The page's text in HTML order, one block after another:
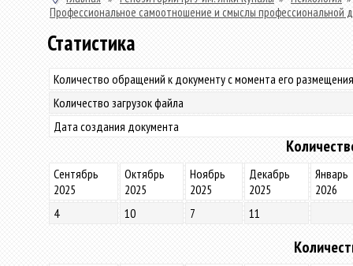
Профессиональное самоотношение и смыслы профессиональной
Статистика
Количество обращений к документу с момента его
Количество загрузок файла
Дата создания документа
Сентябрь
2025
Октябрь
2025
Ноябрь
2025
Декабрь
2025
Январь
2026
4
10 7 11